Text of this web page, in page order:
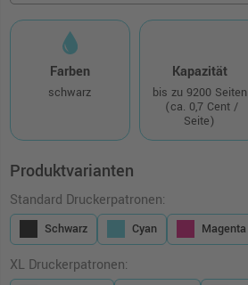
Farben
schwarz
Kapazität
bis zu 9200 Seiten
(ca. 0,7 Cent /
Seite)
Produktvarianten
Standard Druckerpatronen:
Schwarz Cyan Magenta
XL Druckerpatronen: